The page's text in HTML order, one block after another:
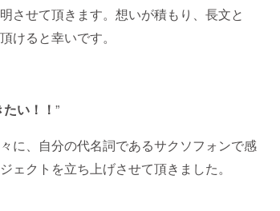
させて頂きます。想いが積もり、長文と
けると幸いです。
い！！ ”
に、自分の代名詞であるサクソフォンで感
クトを立ち上げさせて頂きました。